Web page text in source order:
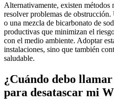
Alternativamente, existen métodos
resolver problemas de
o una mezcla de bicarbonato de
productivas que minimizan el
con el medio ambiente. Adoptar
instalaciones, sino que también
saludable.
¿Cuándo debo
para desatascar mi